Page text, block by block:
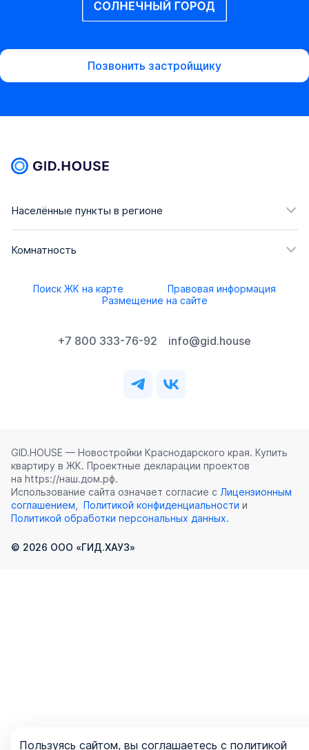
Позвонить застройщику
Населённые пункты в регионе
Комнатность
Поиск ЖК на карте
Правовая информация
Размещение на сайте
+7 800 333-76-92 info@gid.house
GID.HOUSE — Новостройки Краснодарского края. Купить
квартиру в ЖК. Проектные декларации проектов
на https://наш.дом.рф.
Использование сайта означает согласие с Лицензионным
соглашением
Политикой конфиденциальности и
Политикой обработки персональных данных.
© 2026 ООО «ГИД.ХАУЗ»
Пользуясь сайтом, вы соглашаетесь с политикой